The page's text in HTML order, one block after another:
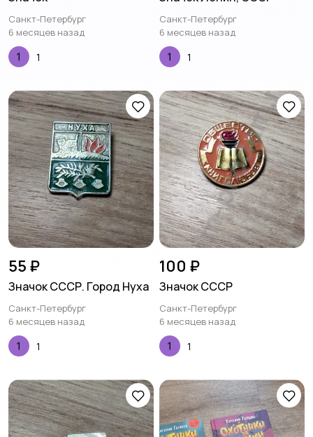
Санкт-Петербург
6 месяцев назад
1
Санкт-Петербург
6 месяцев назад
1
55 ₽
Значок СССР. Город Нуха
Санкт-Петербург
6 месяцев назад
1
100 ₽
Значок СССР
Санкт-Петербург
6 месяцев назад
1